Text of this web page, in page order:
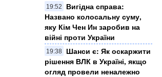
19:52
Вигідна справа:
Названо колосальну суму,
яку Кім Чен Ин заробив на
війні проти України
19:38
Шанси є: Як оскаржити
рішення ВЛК в Україні, якщо
огляд провели неналежно